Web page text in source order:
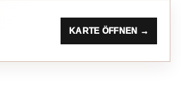
KARTE ÖFFNEN →